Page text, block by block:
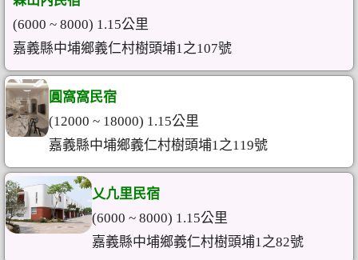
(6000 ~ 8000) 1.15公里
嘉義縣中埔鄉義仁村樹頭埔1之107號
圓窩窩民宿
(12000 ~ 18000) 1.15公里
嘉義縣中埔鄉義仁村樹頭埔1之119號
乂凣里民宿
(6000 ~ 8000) 1.15公里
嘉義縣中埔鄉義仁村樹頭埔1之82號